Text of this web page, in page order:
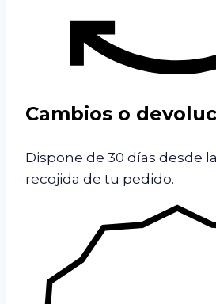
Cambios o
Dispone de 30 días desde
recojida de tu pedido.